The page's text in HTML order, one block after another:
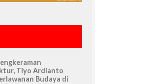
Tiyo Ardianto
Budaya di